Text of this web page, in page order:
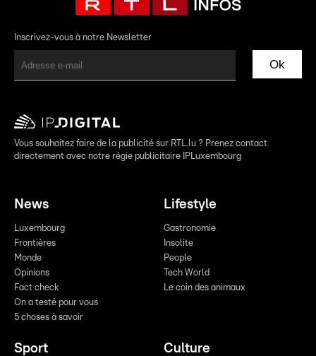
Inscrivez-vous à notre Newsletter
Ok
Vous souhaitez faire de la publicité sur RTL.lu ? Prenez contact
directement avec notre régie publicitaire IPLuxembourg
News
Luxembourg
Frontières
Monde
Opinions
Fact check
On a testé pour vous
5 choses à savoir
Lifestyle
Gastronomie
Insolite
People
Tech World
Le coin des animaux
Sport Culture